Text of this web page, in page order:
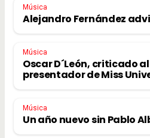
Música
Alejandro Fernández
Música
Oscar D´León, criticado
presentador de Miss
Música
Un año nuevo sin Pablo